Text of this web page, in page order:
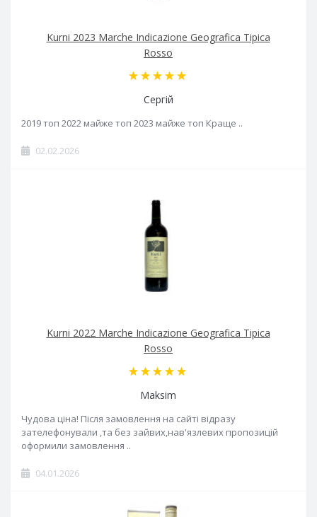
Kurni 2023 Marche Indicazione Geografica Tipica
Rosso
Сергій
2019 топ 2022 майже топ 2023 майже топ Краще ..
02.02.2026
Kurni 2022 Marche Indicazione Geografica Tipica
Rosso
Maksim
Чудова ціна! Після замовлення на сайті відразу
зателефонували ,та без зайвих,нав'язлевих пропозицій
оформили замовлення ..
04.01.2026